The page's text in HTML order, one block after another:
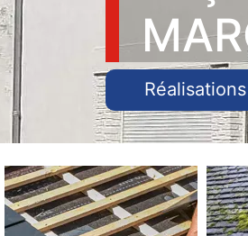
Réalisations